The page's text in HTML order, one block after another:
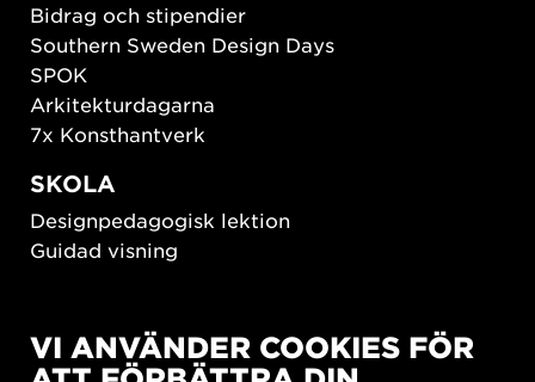
Bidrag och stipendier
Southern Sweden Design Days
SPOK
Arkitekturdagarna
7x Konsthantverk
SKOLA
Designpedagogisk lektion
Guidad visning
New European Bauhaus
SUSTAINORDIC
VI ANVÄNDER COOKIES FÖR